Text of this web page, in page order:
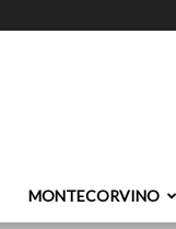
MONTECORVINO